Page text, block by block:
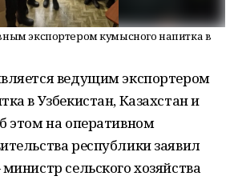
экспортером кумысного напитка в
ведущим экспортером
в Узбекистан, Казахстан и
этом на оперативном
республики заявил
сельского хозяйства